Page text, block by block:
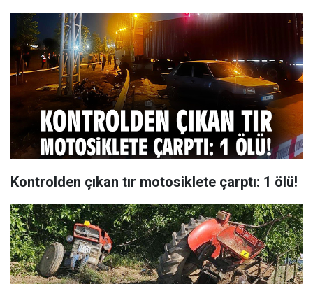
Kontrolden çıkan tır motosiklete çarptı: 1 ölü!